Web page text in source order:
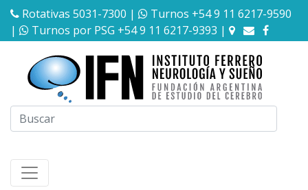
Rotativas 5031-7300 |
Turnos +54 9 11 6217-9590
|
Turnos por PSG +54 9 11 6217-9393 |